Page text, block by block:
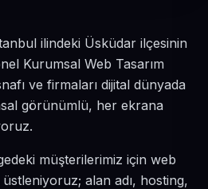
ilindeki Üsküdar ilçesinin
Kurumsal Web Tasarım
ve firmaları dijital dünyada
görünümlü, her ekrana
müşterilerimiz için web
alan adı, hosting,